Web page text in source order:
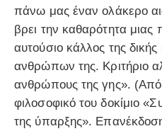
πάνω μας έναν ολάκερο
βρει την καθαρότητα μιας
αυτούσιο κάλλος της
ανθρώπων της. Κριτήριο
ανθρώπους της γης».
φιλοσοφικό του δοκίμιο
της ύπαρξης».